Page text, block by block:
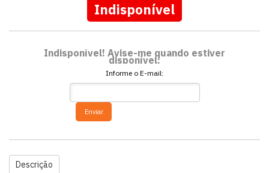
Indisponível
Indisponível! Avise-me quando estiver
disponível:
Informe o E-mail:
Enviar
Descrição